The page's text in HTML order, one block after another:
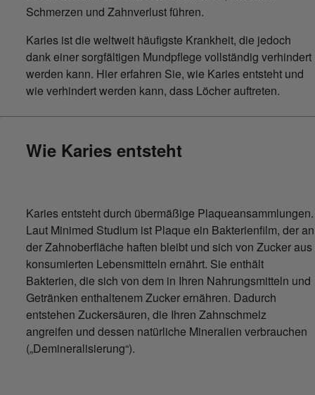
Schmerzen und Zahnverlust führen.
Karies ist die weltweit häufigste Krankheit, die jedoch
dank einer sorgfältigen Mundpflege vollständig verhindert
werden kann. Hier erfahren Sie, wie Karies entsteht und
wie verhindert werden kann, dass Löcher auftreten.
Wie Karies entsteht
Karies entsteht durch übermäßige Plaqueansammlungen.
Laut Minimed Studium ist Plaque ein Bakterienfilm, der an
der Zahnoberfläche haften bleibt und sich von Zucker aus
konsumierten Lebensmitteln ernährt. Sie enthält
Bakterien, die sich von dem in Ihren Nahrungsmitteln und
Getränken enthaltenem Zucker ernähren. Dadurch
entstehen Zuckersäuren, die Ihren Zahnschmelz
angreifen und dessen natürliche Mineralien verbrauchen
(„Demineralisierung“).